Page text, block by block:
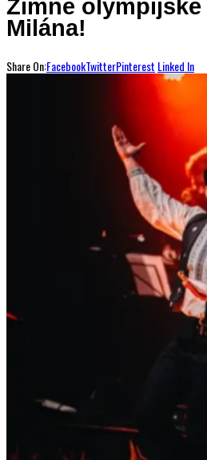
Zimné
Milána!
Share On:FacebookTwitterPinterest Linked In